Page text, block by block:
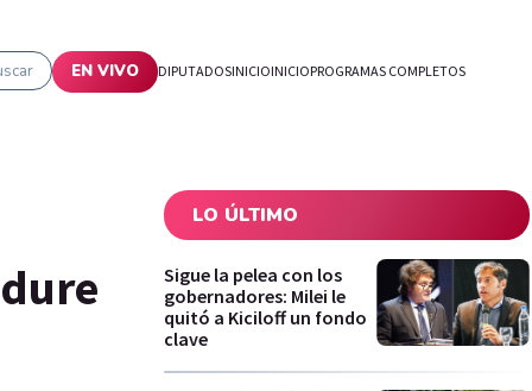
EN VIVO DIPUTADOSINICIOINICIOPROGRAMAS COMPLETOS
LO ÚLTIMO
Sigue la pelea con los
gobernadores: Milei le
quitó a Kiciloff un fondo
clave